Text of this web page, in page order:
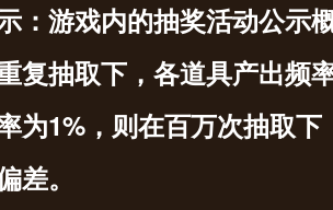
：游戏内的抽奖活动公示
复抽取下，各道具产出频
为1%，则在百万次抽取
差。